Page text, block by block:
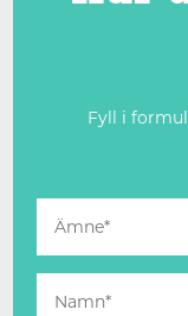
Fyll i